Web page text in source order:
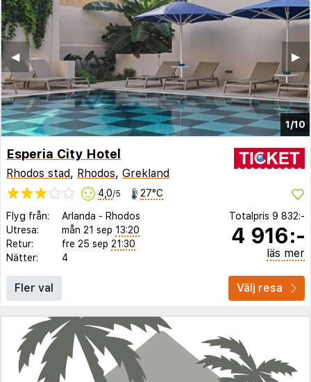
1/10
▶︎
◀︎
Esperia City Hotel
Rhodos stad, Rhodos, Grekland
4,0/5 27°C
Flyg från: Arlanda - Rhodos
Utresa:
mån 21 sep 13:20
Retur:
fre 25 sep 21:30
Nätter:
4
Totalpris 9 832:-
4 916:-
läs mer
Fler val Välj resa